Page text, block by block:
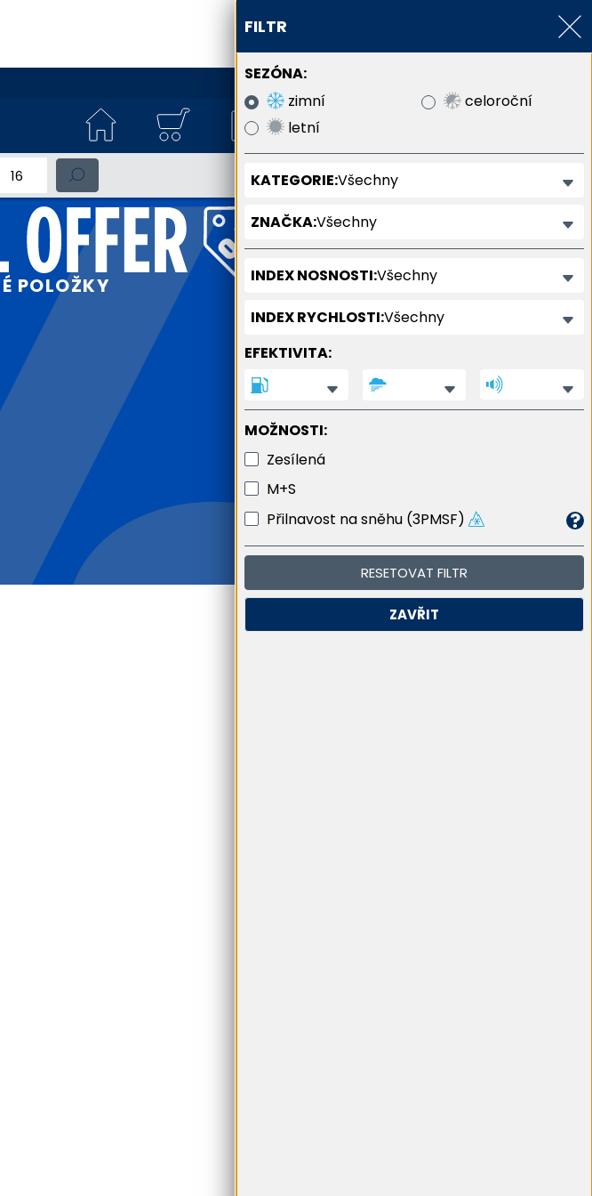
800 800 900
průměr pneumatiky
POLOŽKY
FILTR
SEZÓNA:
zimní
letní
celoroční
KATEGORIE:Všechny
ZNAČKA:Všechny
INDEX NOSNOSTI:Všechny
INDEX RYCHLOSTI:Všechny
EFEKTIVITA:
MOŽNOSTI:
Zesílená
M+S
Přilnavost na sněhu (3PMSF)
RESETOVAT FILTR
ZAVŘIT